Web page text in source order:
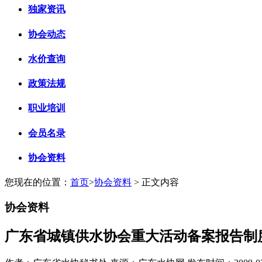
独家资讯
协会动态
水价查询
政策法规
职业培训
会员名录
协会资料
您现在的位置： 首页>协会资料 > 正文内容
协会资料
广东省城镇供水协会重大活动备案报告制